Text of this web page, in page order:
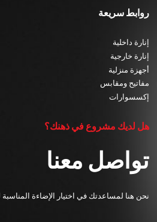
روابط سريعة
إنارة داخلية
إنارة خارجية
أجهزة منزلية
مفاتيح ومقابس
إكسسوارات
هل لديك مشروع في ذهنك؟
تواصل معنا
نحن هنا لمساعدتك في اختيار الإضاءة